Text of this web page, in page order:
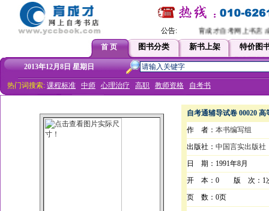
公告:
育成才自考网上书店
首 页
图书分类 新书上架 特价图
2013年12月8日 星期日
热门词搜索: 课程标准 中师 心理治疗 高职 教师资格 自考书
自考通辅导试卷 00020
作 者： 本书编写组
出版社： 中国言实出版社
日 期：1991年8月
开 本：0 版 次：1
页 数：0页